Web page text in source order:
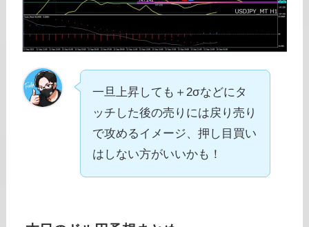
一旦上昇しても＋2σなどにタ
ッチした後の売りには戻り売り
で攻めるイメージ、押し目買い
はしない方がいいかも！